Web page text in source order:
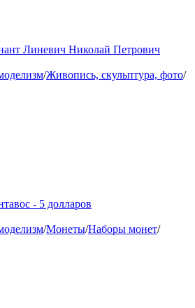
Линевич Николай Петрович
/Живопись, скульптура, фото/
- 5 долларов
/Монеты/Наборы монет/